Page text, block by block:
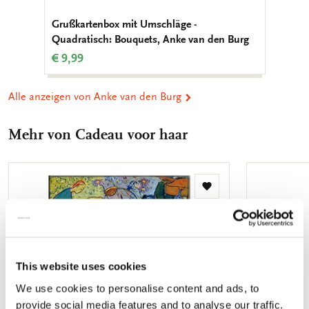
This website uses cookies
We use cookies to personalise content and ads, to
provide social media features and to analyse our traffic.
Grußkartenbox mit Umschläge -
Quadratisch: Bouquets, Anke van den Burg
€ 9,99
Alle anzeigen von Anke van den Burg
Mehr von Cadeau voor haar
Zur
hinzufügen